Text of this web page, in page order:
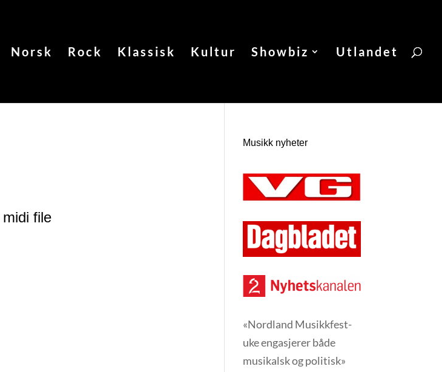
Norsk Rock Klassisk Kultur Showbiz Utlandet
midi file
Musikk nyheter
«Nordland Musikkfest­
uke engasjerer både
musikalsk og politisk»